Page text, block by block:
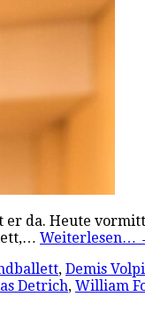
da. Heute
Weiterlesen…
, Demis Volpi
Detrich, William